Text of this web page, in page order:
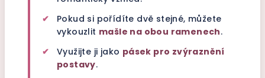
✔
Pokud si pořídíte dvě stejné, můžete
vykouzlit mašle na obou ramenech.
✔
Využijte ji jako pásek pro zvýraznění
postavy.